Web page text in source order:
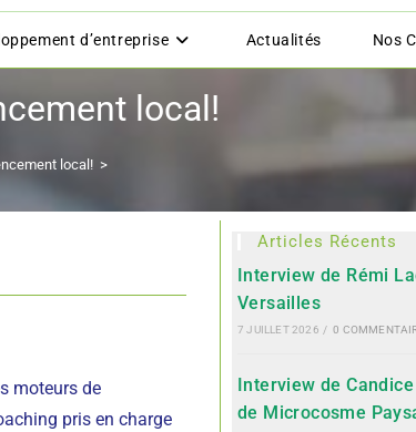
d’entreprise Actualités Nos
local!
local! >
moteurs de
pris en charge
Articles Récents
Interview de Rémi
Versailles
7 JUILLET 2026 / 0
Interview de
de Microcosme